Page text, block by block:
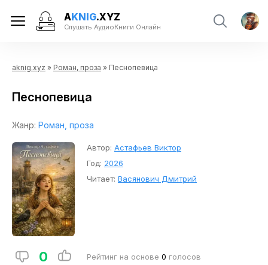
AKNIG.XYZ
Слушать АудиоКниги Онлайн
aknig.xyz » Роман, проза » Песнопевица
Песнопевица
Жанр: Роман, проза
Автор: Астафьев Виктор
Год: 2026
Читает: Васянович Дмитрий
0 Рейтинг на основе 0 голосов